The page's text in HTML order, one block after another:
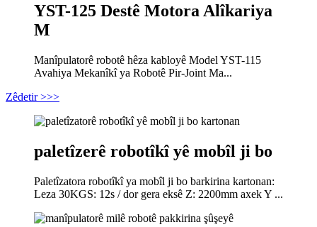
YST-125 Destê Motora Alîkariya
M
Manîpulatorê robotê hêza kabloyê Model YST-115
Avahiya Mekanîkî ya Robotê Pir-Joint Ma...
Zêdetir >>>
paletîzerê robotîkî yê mobîl ji bo
Paletîzatora robotîkî ya mobîl ji bo barkirina kartonan:
Leza 30KGS: 12s / dor gera eksê Z: 2200mm axek Y ...